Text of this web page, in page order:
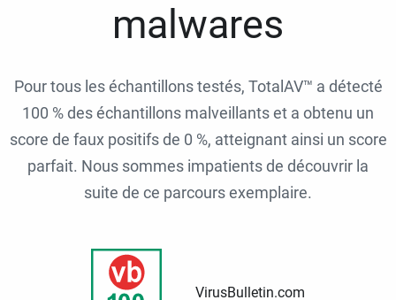
malwares
Pour tous les échantillons testés, TotalAV™ a détecté
100 % des échantillons malveillants et a obtenu un
score de faux positifs de 0 %, atteignant ainsi un score
parfait. Nous sommes impatients de découvrir la
suite de ce parcours exemplaire.
VirusBulletin.com